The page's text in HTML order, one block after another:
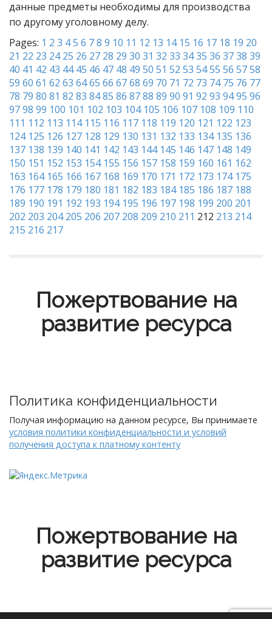
данные предметы необходимы для производства
по другому уголовному делу.
Pages: 1 2 3 45 6 78 9 10 11 12 13 14 15 16 17 18 19 20
21 22 23 24 25 26 27 28 29 30 31 32 33 3435 36 3738 39
40 41 42 43 44 45 46 47 48 49 50 51 52 53 5455 56 5758
59 60 61 62 63 6465 66 6768 69 70 71 72 73 74 75 76 77
78 79 80 81 82 83 8485 86 8788 89 90 91 92 93 9495 96
9798 99 100 101 102 103 104 105 106 107 108 109 110
111 112 113 114 115 116 117 118 119 120 121 122 123
124 125 126 127 128 129 130 131 132 133 134 135 136
137 138 139 140 141 142 143 144 145 146 147 148 149
150 151 152 153 154 155 156 157 158 159 160 161 162
163 164 165 166 167 168 169 170 171 172 173 174 175
176 177 178 179 180 181 182 183 184 185 186 187 188
189 190 191 192 193 194 195 196 197 198 199 200 201
202 203 204 205 206 207 208 209 210 211 212 213 214
215 216 217
Пожертвование на
развитие ресурса
Политика конфиденциальности
Получая информацию на данном ресурсе, Вы принимаете
условия политики конфиденциальности и условий
получения доступа к платному контенту
Пожертвование на
развитие ресурса